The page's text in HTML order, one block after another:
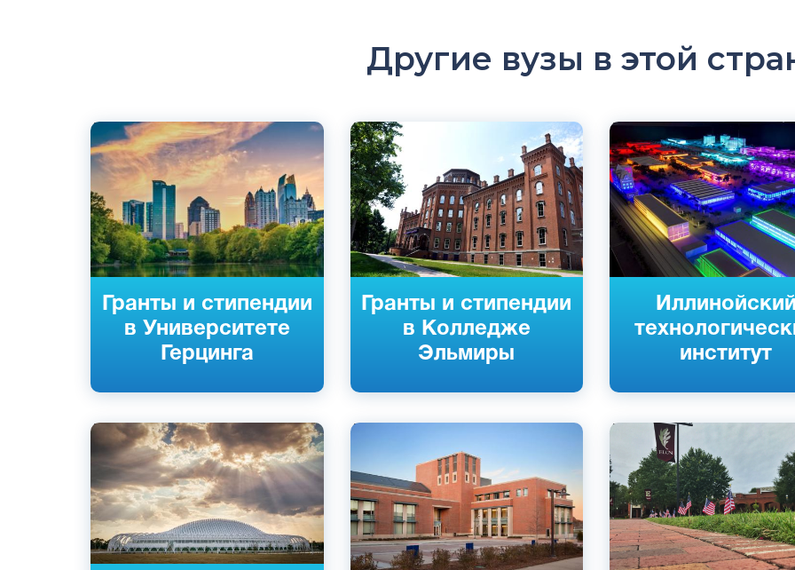
Другие вузы в этой
Гранты и стипендии
в Университете
Герцинга
Английский
Милуоки, США
Частный
Гранты и стипендии
в Колледже
Эльмиры
Английский
Нью-Йорк, США
Частный
Иллинойский
институт
Английский
Чикаго, США
Частный
Английский
Лейкленд, США
Частный
Английский
Английский
Илон, США
Частный